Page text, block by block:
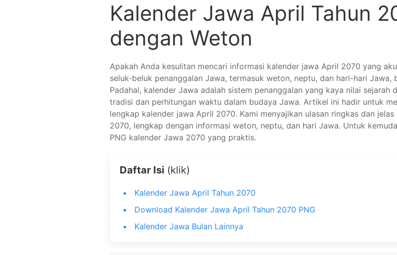
Kalender Jawa April Tahun
dengan Weton
Apakah Anda kesulitan mencari informasi kalender jawa April 2070 yang
seluk-beluk penanggalan Jawa, termasuk weton, neptu, dan hari-hari
Padahal, kalender Jawa adalah sistem penanggalan yang kaya nilai sejarah
tradisi dan perhitungan waktu dalam budaya Jawa. Artikel ini hadir untuk
lengkap kalender jawa April 2070. Kami menyajikan ulasan ringkas dan
2070, lengkap dengan informasi weton, neptu, dan hari Jawa. Untuk
PNG kalender Jawa 2070 yang praktis.
Daftar Isi (klik)
Kalender Jawa April Tahun 2070
Download Kalender Jawa April Tahun 2070 PNG
Kalender Jawa Bulan Lainnya